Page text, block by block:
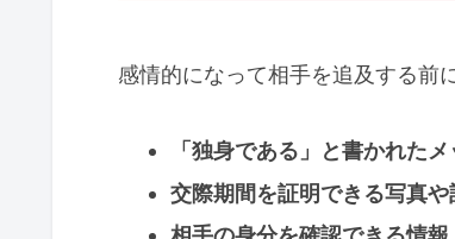
感情的になって相手を追及する前
「独身である」と書かれた
交際期間を証明できる写真や